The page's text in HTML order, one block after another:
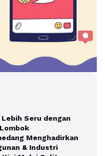
Seru dengan
Menghadirkan
& Industri